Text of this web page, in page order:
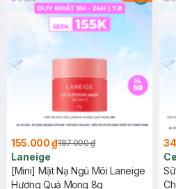
155.000 ₫187.000 ₫
Laneige
[Mini] Mặt Nạ Ngủ Môi Laneige
Hương Quả Mọng 8g